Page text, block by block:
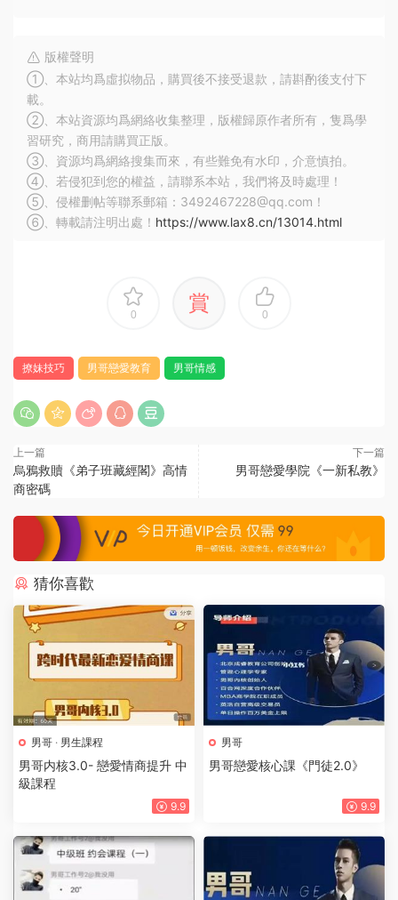
版權聲明
①、本站均爲虛拟物品，購買後不接受退款，請斟酌後支付下
載。
②、本站資源均爲網絡收集整理，版權歸原作者所有，隻爲學
習研究，商用請購買正版。
③、資源均爲網絡搜集而來，有些難免有水印，介意慎拍。
④、若侵犯到您的權益，請聯系本站，我們将及時處理！
⑤、侵權删帖等聯系郵箱：3492467228@qq.com！
⑥、轉載請注明出處！ https://www.lax8.cn/13014.html
0 賞 0
撩妹技巧 男哥戀愛教育 男哥情感
上一篇
烏鴉救贖《弟子班藏經閣》高情
商密碼
下一篇
男哥戀愛學院《一新私教》
猜你喜歡
男哥 · 男生課程
男哥内核3.0- 戀愛情商提升 中
級課程
9.9
男哥
男哥戀愛核心課《門徒2.0》
9.9